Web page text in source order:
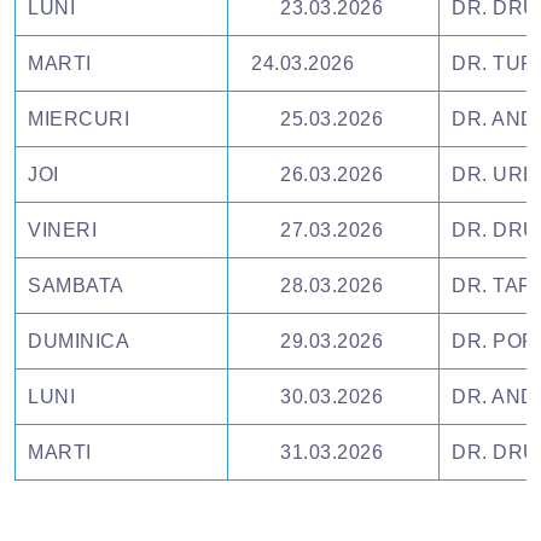
LUNI 23.03.2026 DR.
MARTI 24.03.2026 DR.
MIERCURI 25.03.2026 DR.
JOI 26.03.2026 DR.
VINERI 27.03.2026 DR.
SAMBATA 28.03.2026 DR.
DUMINICA 29.03.2026 DR.
LUNI 30.03.2026 DR.
MARTI 31.03.2026 DR.